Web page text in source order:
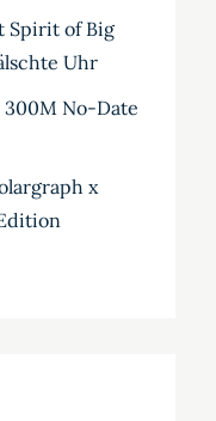
Spirit of Big
Uhr
300M No-Date
x